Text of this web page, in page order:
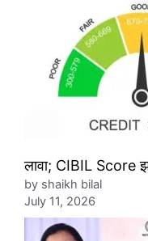
लावा; CIBIL Score
by shaikh bilal
July 11, 2026